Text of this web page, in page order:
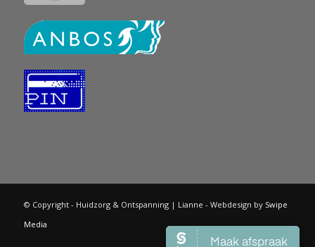
© Copyright - Huidzorg & Ontspanning | Lianne - Webdesign by Swipe
Media